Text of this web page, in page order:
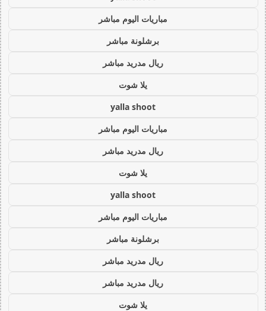
مباريات اليوم مباشر
برشلونة مباشر
ريال مدريد مباشر
يلا شوت
yalla shoot
مباريات اليوم مباشر
ريال مدريد مباشر
يلا شوت
yalla shoot
مباريات اليوم مباشر
برشلونة مباشر
ريال مدريد مباشر
ريال مدريد مباشر
يلا شوت